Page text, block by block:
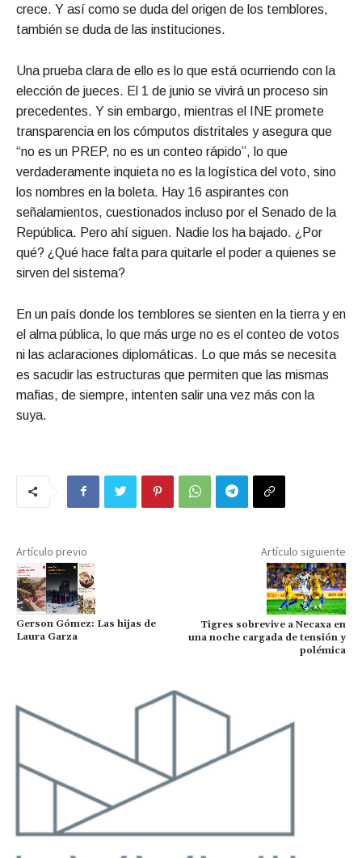
crece. Y así como se duda del origen de los temblores,
también se duda de las instituciones.
Una prueba clara de ello es lo que está ocurriendo con la
elección de jueces. El 1 de junio se vivirá un proceso sin
precedentes. Y sin embargo, mientras el INE promete
transparencia en los cómputos distritales y asegura que
“no es un PREP, no es un conteo rápido”, lo que
verdaderamente inquieta no es la logística del voto, sino
los nombres en la boleta. Hay 16 aspirantes con
señalamientos, cuestionados incluso por el Senado de la
República. Pero ahí siguen. Nadie los ha bajado. ¿Por
qué? ¿Qué hace falta para quitarle el poder a quienes se
sirven del sistema?
En un país donde los temblores se sienten en la tierra y en
el alma pública, lo que más urge no es el conteo de votos
ni las aclaraciones diplomáticas. Lo que más se necesita
es sacudir las estructuras que permiten que las mismas
mafias, de siempre, intenten salir una vez más con la
suya.
Artículo previo
Gerson Gómez: Las hijas de
Laura Garza
Artículo siguiente
Tigres sobrevive a Necaxa en
una noche cargada de tensión y
polémica